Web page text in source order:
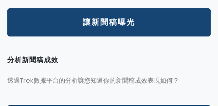
讓新聞稿曝光
分析新聞稿成效
透過Trek數據平台的分析讓您知道你的新聞稿成效表現如何？